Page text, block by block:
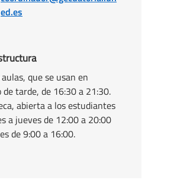
ed.es
que se usan en
de tarde, de 16:30 a 21:30.
abierta a los estudiantes
a jueves de 12:00 a 20:00
de 9:00 a 16:00.